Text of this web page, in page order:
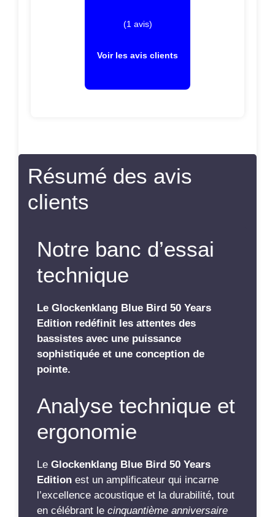
(1 avis)
Voir les avis clients
Résumé des avis
clients
Notre banc d’essai
technique
Le Glockenklang Blue Bird 50 Years
Edition redéfinit les attentes des
bassistes avec une puissance
sophistiquée et une conception de
pointe.
Analyse technique et
ergonomie
Le Glockenklang Blue Bird 50 Years
Edition est un amplificateur qui incarne
l’excellence acoustique et la durabilité, tout
en célébrant le cinquantième anniversaire